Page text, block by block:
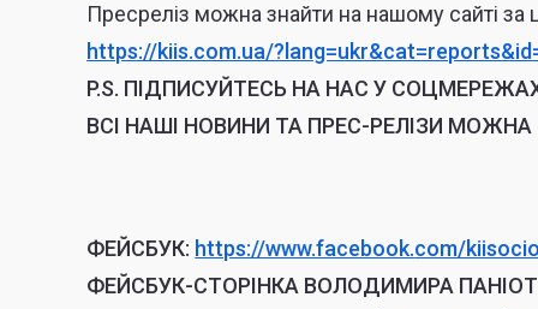
Пресреліз можна знайти на нашому сайті
https://kiis.com.ua/?lang=ukr&
P.S. ПІДПИСУЙТЕСЬ НА НАС У
ВСІ НАШІ НОВИНИ ТА ПРЕС-РЕЛІЗИ
ФЕЙСБУК: https://www.facebook.com/
ФЕЙСБУК-СТОРІНКА ВОЛОДИМИРА